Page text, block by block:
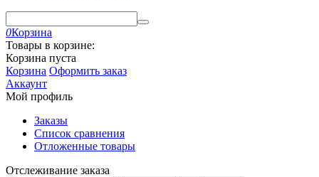
0Корзина
Товары в корзине:
Корзина пуста
Корзина Оформить заказ
Аккаунт
Мой профиль
Заказы
Список сравнения
Отложенные товары
Отслеживание заказа